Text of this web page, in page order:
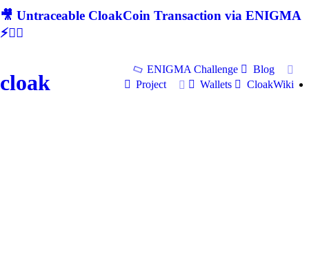
🎥 Untraceable CloakCoin Transaction via ENIGMA
⚡🕵‍♂
cloak
ENIGMA Challenge
Blog
Project
Wallets CloakWiki